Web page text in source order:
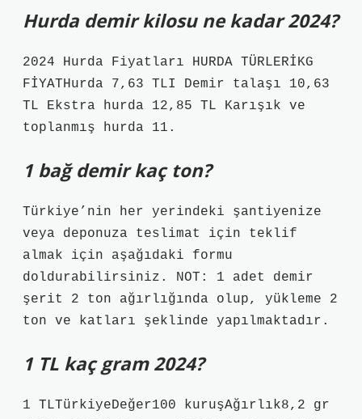
Hurda demir kilosu ne kadar 2024?
2024 Hurda Fiyatları HURDA TÜRLERİKG
FİYATHurda 7,63 TLI Demir talaşı 10,63
TL Ekstra hurda 12,85 TL Karışık ve
toplanmış hurda 11.
1 bağ demir kaç ton?
Türkiye’nin her yerindeki şantiyenize
veya deponuza teslimat için teklif
almak için aşağıdaki formu
doldurabilirsiniz. NOT: 1 adet demir
şerit 2 ton ağırlığında olup, yükleme 2
ton ve katları şeklinde yapılmaktadır.
1 TL kaç gram 2024?
1 TLTürkiyeDeğer100 kuruşAğırlık8,2 gr